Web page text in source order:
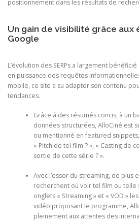
positionnement dans les résultats de
Un gain de visibilité grâce aux
Google
L’évolution des SERPs a largement
en puissance des requêtes
mobile, ce site a su adapter son contenu
tendances.
Grâce à des résumés concis, à un
données structurées, AlloCiné est
ou mentionné en featured
« Pitch de tel film ? », « Casting de
sortie de cette série ? ».
Avec l’essor du streaming, de plus
recherchent où voir tel film ou telle
onglets « Streaming » et « VOD »
vidéo proposant le programme,
pleinement aux attentes des